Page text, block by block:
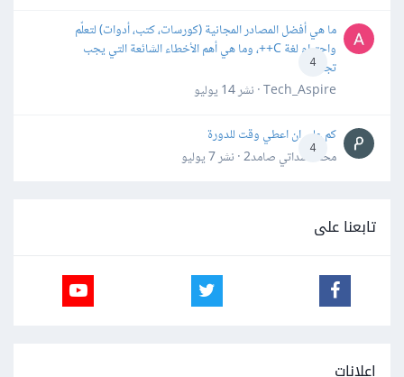
4
ما هي أفضل المصادر المجانية (كورسات، كتب، أدوات) لتعلّم
واحترام لغة C++، وما هي أهم الأخطاء الشائعة التي يجب
تجنبها؟
Tech_Aspire · نشر
14 يوليو
4
كم علي ان اعطي وقت للدورة
محمد سداتي صامد2 · نشر
7 يوليو
تابعنا على
إعلانات